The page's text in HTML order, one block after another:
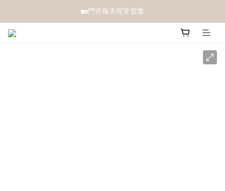
🏡門市每天照常營業